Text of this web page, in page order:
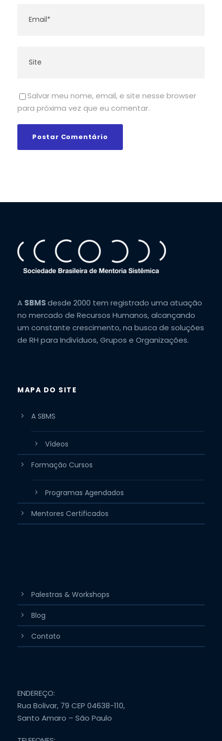
Salvar meu nome, email, e site nesse browser
para próxima vez que eu comentar.
A SBMSdesde 2000 tem registrado uma atuação
no mercado de Recursos Humanos, alcançando
um constante crescimento, na busca de soluções
de RH para Indivíduos, Grupos e Organizações.
MAPA DO SITE
A SBMS
Vídeos
Formação Cursos
Programas Agendados
Mentores Certificados
Palestras & Workshops
Blog
Contato
ENDEREÇO:
Rua Bolivar, 79 CEP 04638-110,
Santo Amaro – São Paulo